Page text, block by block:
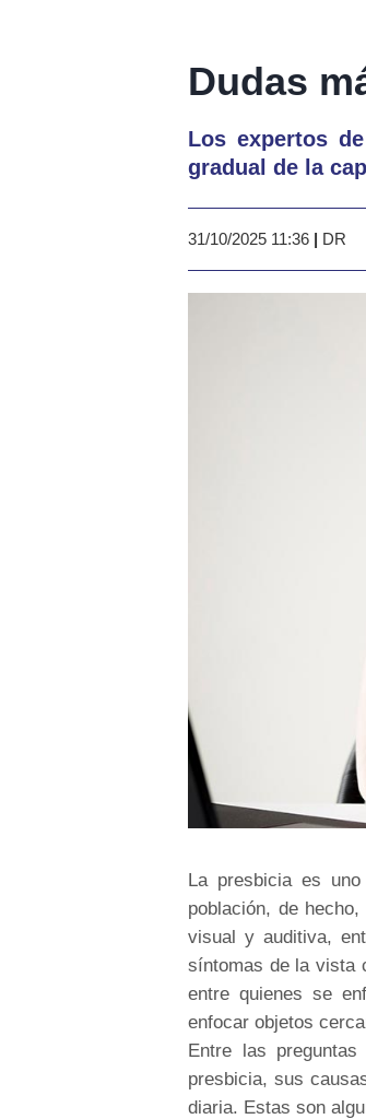
Dudas
Los expertos
gradual de la
31/10/2025 11:36 | DR
La presbicia es
población, de
visual y auditiva,
síntomas de la vista
entre quienes se
enfocar objetos
Entre las
presbicia, sus
diaria. Estas son